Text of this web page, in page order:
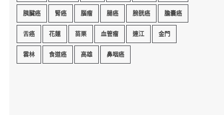
胰臟癌 腎癌 腦瘤 腸癌 膀胱癌 膽囊癌
舌癌 花蓮 苗栗 血管瘤 連江 金門
雲林 食道癌 高雄 鼻咽癌